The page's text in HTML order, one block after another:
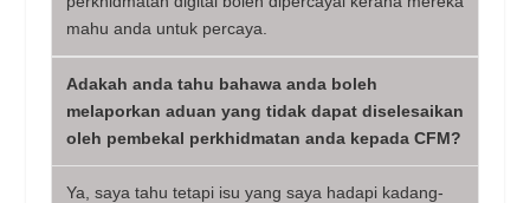
mahu anda untuk percaya.
Adakah anda tahu bahawa anda boleh
melaporkan aduan yang tidak dapat diselesaikan
oleh pembekal perkhidmatan anda kepada CFM?
Ya, saya tahu tetapi isu yang saya hadapi kadang-